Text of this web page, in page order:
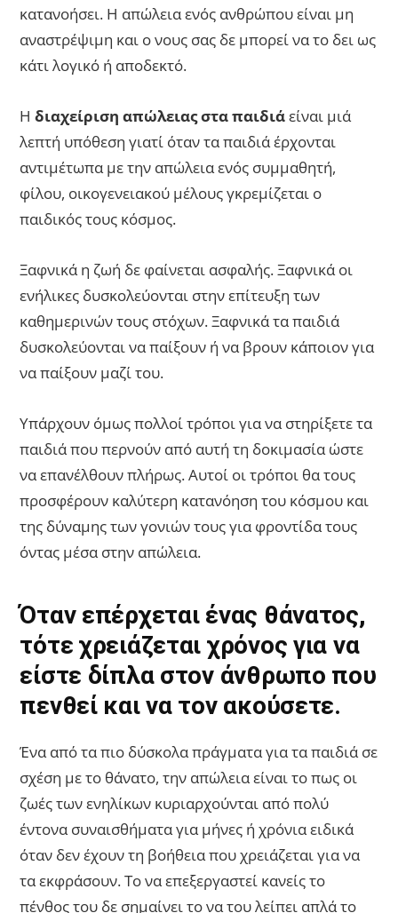
κατανοήσει. Η απώλεια ενός ανθρώπου είναι μη
αναστρέψιμη και ο νους σας δε μπορεί να το δει ως
κάτι λογικό ή αποδεκτό.
Ηδιαχείριση απώλειας στα παιδιάείναι μιά
λεπτή υπόθεση γιατί όταν τα παιδιά έρχονται
αντιμέτωπα με την απώλεια ενός συμμαθητή,
φίλου, οικογενειακού μέλους γκρεμίζεται ο
παιδικός τους κόσμος.
Ξαφνικά η ζωή δε φαίνεται ασφαλής. Ξαφνικά οι
ενήλικες δυσκολεύονται στην επίτευξη των
καθημερινών τους στόχων. Ξαφνικά τα παιδιά
δυσκολεύονται να παίξουν ή να βρουν κάποιον για
να παίξουν μαζί του.
Υπάρχουν όμως πολλοί τρόποι για να στηρίξετε τα
παιδιά που περνούν από αυτή τη δοκιμασία ώστε
να επανέλθουν πλήρως. Αυτοί οι τρόποι θα τους
προσφέρουν καλύτερη κατανόηση του κόσμου και
της δύναμης των γονιών τους για φροντίδα τους
όντας μέσα στην απώλεια.
Όταν επέρχεται ένας θάνατος,
τότε χρειάζεται χρόνος για να
είστε δίπλα στον άνθρωπο που
πενθεί και να τον ακούσετε.
Ένα από τα πιο δύσκολα πράγματα για τα παιδιά σε
σχέση με το θάνατο, την απώλεια είναι το πως οι
ζωές των ενηλίκων κυριαρχούνται από πολύ
έντονα συναισθήματα για μήνες ή χρόνια ειδικά
όταν δεν έχουν τη βοήθεια που χρειάζεται για να
τα εκφράσουν. Το να επεξεργαστεί κανείς το
πένθος του δε σημαίνει το να του λείπει απλά το